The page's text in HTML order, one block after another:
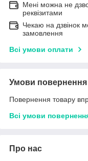
Мені можна не
реквізитами
Чекаю на дзвінок
замовлення
Всі умови оплати
Умови повернення
Повернення товару
Всі умови
Про нас